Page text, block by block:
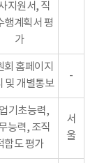
지원서, 직
행계획서 평
가
회 홈페이지
및 개별통보
-
기초능력,
능력, 조직
합도 평가
서
울